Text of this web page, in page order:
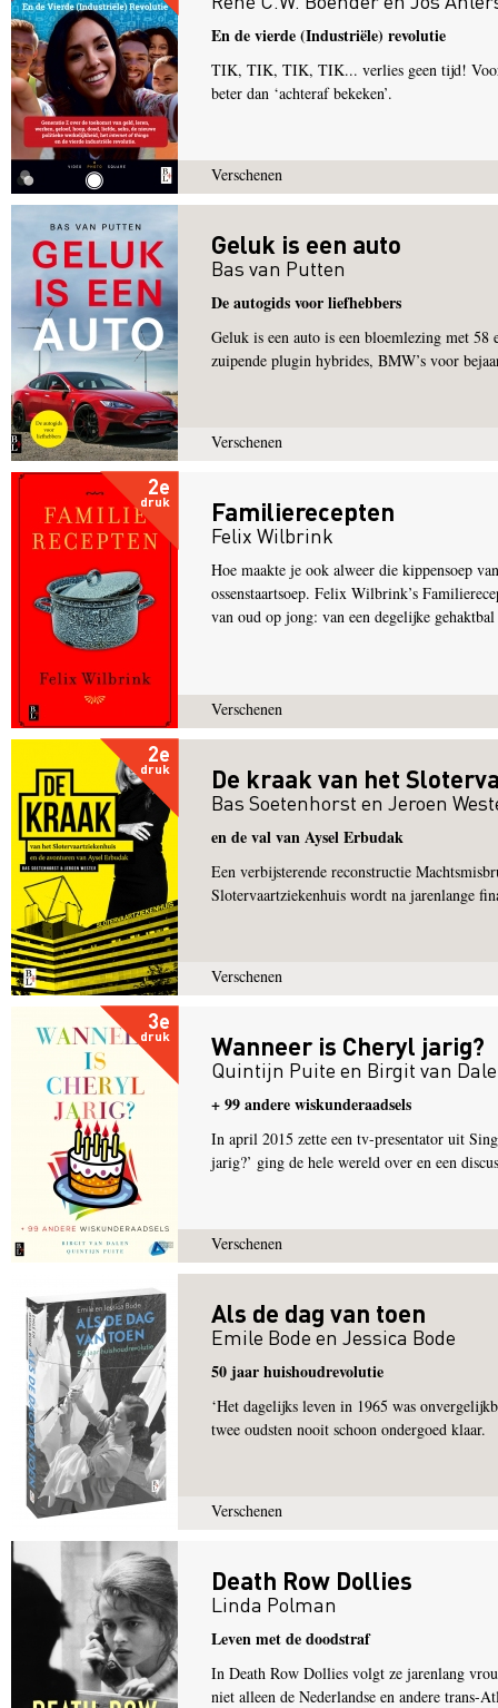
En de vierde (Industriële) revolutie
TIK, TIK, TIK, TIK... verlies geen tijd! Voor
beter dan ‘achteraf bekeken’.
Verschenen
Geluk is een auto
Bas van Putten
De autogids voor liefhebbers
Geluk is een auto is een bloemlezing met
zuipende plugin hybrides, BMW’s voor
Verschenen
2e
druk Familierecepten
Felix Wilbrink
Hoe maakte je ook alweer die kippensoep
ossenstaartsoep. Felix Wilbrink’s
van oud op jong: van een degelijke
Verschenen
2e
druk De kraak van het
Bas Soetenhorst en Jeroen
en de val van Aysel Erbudak
Een verbijsterende reconstructie
Slotervaartziekenhuis wordt na jarenlange
Verschenen
3e
druk Wanneer is Cheryl jarig?
Quintijn Puite en Birgit van
+ 99 andere wiskunderaadsels
In april 2015 zette een tv-presentator uit
jarig?’ ging de hele wereld over en een
Verschenen
Als de dag van toen
Emile Bode en Jessica Bode
50 jaar huishoudrevolutie
‘Het dagelijks leven in 1965 was
twee oudsten nooit schoon ondergoed klaar.
Verschenen
Death Row Dollies
Linda Polman
Leven met de doodstraf
In Death Row Dollies volgt ze jarenlang
niet alleen de Nederlandse en andere trans-